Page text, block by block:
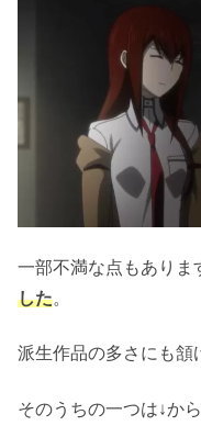
一部不満な点もありま
した。
派生作品の多さにも頷
そのうちの一つは↓から